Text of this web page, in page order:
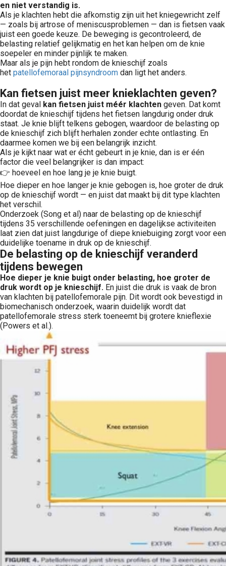
en niet verstandig is.
Als je klachten hebt die afkomstig zijn uit het kniegewricht zelf
— zoals bij artrose of meniscusproblemen — dan is fietsen vaak
juist een goede keuze. De beweging is gecontroleerd, de
belasting relatief gelijkmatig en het kan helpen om de knie
soepeler en minder pijnlijk te maken.
Maar als je pijn hebt rondom de knieschijf zoals
het patellofemoraal pijnsyndroom dan ligt het anders.
Kan fietsen juist meer knieklachten geven?
In dat geval kan fietsen juist méér klachten geven. Dat komt
doordat de knieschijf tijdens het fietsen langdurig onder druk
staat. Je knie blijft telkens gebogen, waardoor de belasting op
de knieschijf zich blijft herhalen zonder echte ontlasting. En
daarmee komen we bij een belangrijk inzicht.
Als je kijkt naar wat er écht gebeurt in je knie, dan is er één
factor die veel belangrijker is dan impact:
👉 hoeveel en hoe lang je je knie buigt.
Hoe dieper en hoe langer je knie gebogen is, hoe groter de druk
op de knieschijf wordt — en juist dat maakt bij dit type klachten
het verschil.
Onderzoek (Song et al) naar de belasting op de knieschijf
tijdens 35 verschillende oefeningen en dagelijkse activiteiten
laat zien dat juist langdurige of diepe kniebuiging zorgt voor een
duidelijke toename in druk op de knieschijf.
De belasting op de knieschijf veranderd
tijdens bewegen
Hoe dieper je knie buigt onder belasting, hoe groter de
druk wordt op je knieschijf. En juist die druk is vaak de bron
van klachten bij patellofemorale pijn. Dit wordt ook bevestigd in
biomechanisch onderzoek, waarin duidelijk wordt dat
patellofemorale stress sterk toeneemt bij grotere knieflexie
(Powers et al.).